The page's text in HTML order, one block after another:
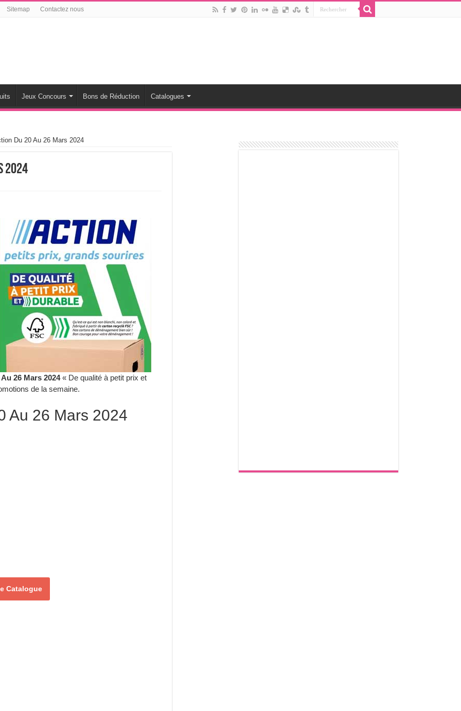
Sitemap Contactez nous
Jeux Concours Bons de Réduction Catalogues
Du 20 Au 26 Mars 2024
2024
26 Mars 2024« De qualité à petit prix et
de la semaine.
Au 26 Mars 2024
Catalogue